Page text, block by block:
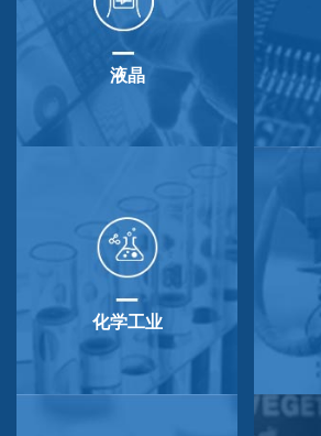
液晶
化学工业